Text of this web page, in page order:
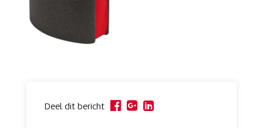
Deel dit bericht